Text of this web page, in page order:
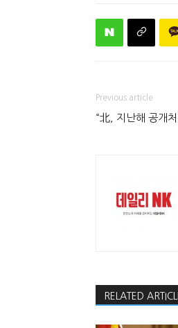
Previous article
“北, 지난해 공개
RELATED